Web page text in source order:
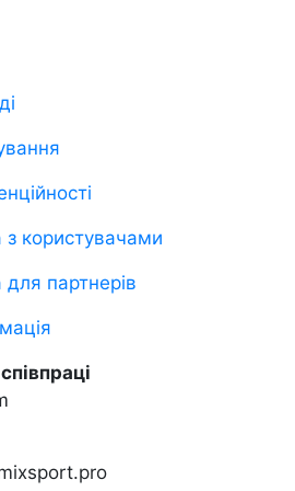
з користувачами
партнерів